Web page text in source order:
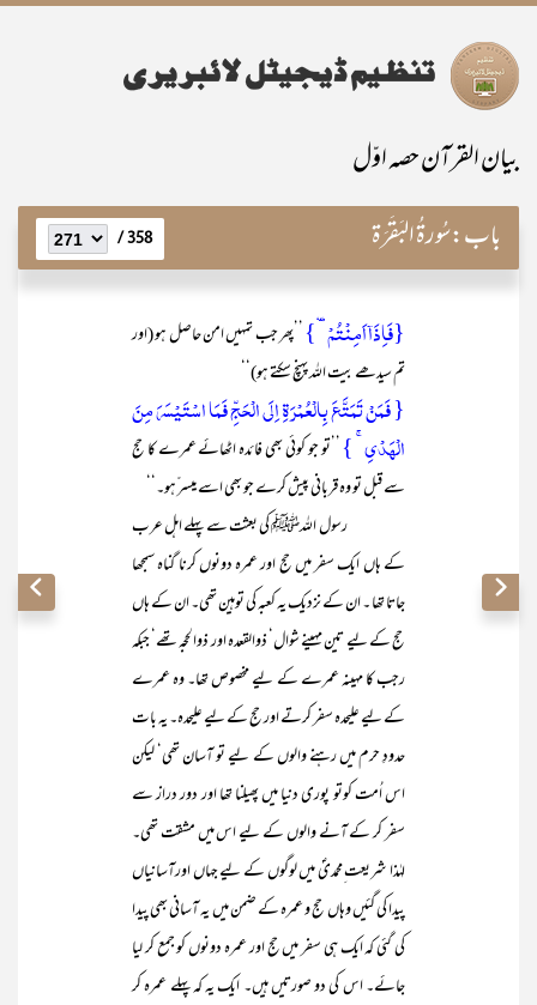
بیان القرآن حصہ اوّل
باب:سُورۃُ البَقَرَۃ 358 /
{فَاِذَاۤ اَمِنۡتُمۡ ٝ} ’’پھر جب تمہیں امن حاصل ہو (اور
تم سیدھے بیت اللہ پہنچ سکتے ہو)‘‘
{ فَمَنۡ تَمَتَّعَ بِالۡعُمۡرَۃِ اِلَی الۡحَجِّ فَمَا اسۡتَیۡسَرَ مِنَ
الۡہَدۡیِ ۚ } ’’تو جو کوئی بھی فائدہ اٹھائے عمرے کا حج
سے قبل تو وہ قربانی پیش کرے جو بھی اسے میسر ّہو۔‘‘
رسول اللہﷺ کی بعثت سے پہلے اہل عرب
کے ہاں ایک سفر میں حج اور عمرہ دونوں کرنا گناہ سمجھا
جاتا تھا ۔ ان کے نزدیک یہ کعبہ کی توہین تھی۔ ان کے ہاں
حج کے لیے تین مہینے شوال‘ ذوالقعدہ اور ذوالحجہ تھے‘ جبکہ
رجب کا مہینہ عمرے کے لیے مخصوص تھا۔ وہ عمرے
کے لیے علیحدہ سفر کرتے اور حج کے لیے علیحدہ۔ یہ بات
حدودِ حرم میں رہنے والوں کے لیے تو آسان تھی‘ لیکن
اس اُمت کوتو پوری دنیا میں پھیلنا تھا اور دور دراز سے
سفر کر کے آنے والوں کے لیے اس میں مشقت تھی۔
لہٰذا شریعت ِمحمدیؐ میں لوگوں کے لیے جہاں اورآسانیاں
پیدا کی گئیں وہاں حج و عمرہ کے ضمن میں یہ آسانی بھی پیدا
کی گئی کہ ایک ہی سفر میں حج اور عمرہ دونوں کو جمع کر لیا
جائے۔ اس کی دو صورتیں ہیں۔ ایک یہ کہ پہلے عمرہ کر